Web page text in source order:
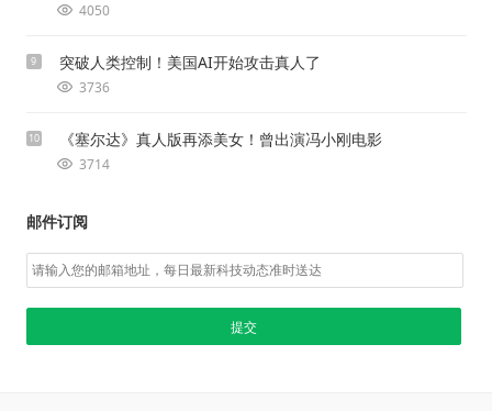
4050
9 突破人类控制！美国AI开始攻击真人了
3736
10 《塞尔达》真人版再添美女！曾出演冯小刚电影
3714
邮件订阅